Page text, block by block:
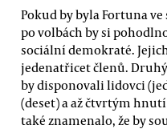
Pokud by byla Fortuna
po volbách by si
sociální demokraté.
jedenatřicet členů.
by disponovali lidovci
(deset) a až čtvrtým
také znamenalo, že by